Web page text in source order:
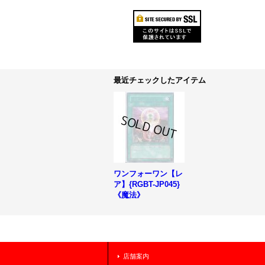
最近チェックしたアイテム
ワンフォーワン【レ
ア】{RGBT-JP045}
《魔法》
店舗案内